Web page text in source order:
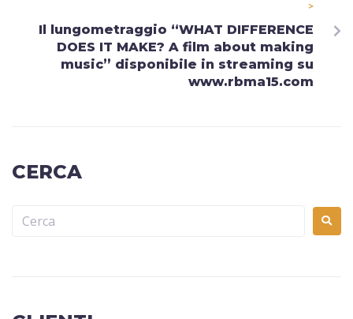
>
Il lungometraggio “WHAT DIFFERENCE
DOES IT MAKE? A film about making
music” disponibile in streaming su
www.rbma15.com
CERCA